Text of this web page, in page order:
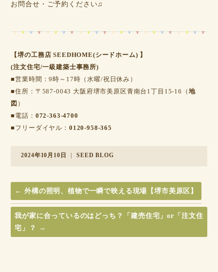
お問合せ・ご予約ください♫
【堺の工務店 SEEDHOME(シードホーム) 】
(注文住宅/一級建築士事務所)
■営業時間：9時～17時（水曜/祝日休み）
■住所：〒587-0043 大阪府堺市美原区青南台1丁目15-16（ 地
図 ）
■電話： 072-363-4700
■フリーダイヤル： 0120-958-365
2024年10月10日 | SEED BLOG
← 外構の照明、植物で一瞬で映える現場【堺市美原区】
我が家に合っているのはどっち？「建売住宅」or「注文住
宅」？
→